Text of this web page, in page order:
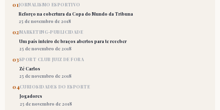
01JORNALISMO ESPORTIVO
Reforço na cobertura da Copa do Mundo da Tribuna
25 de novembro de 2018
02MARKETING-PUBLICIDADE
Um país inteiro de braços abertos para te receber
25 de novembro de 2018
03SPORT CLUB JUIZ DE FORA
Zé Carlos
25 de novembro de 2018
04CURIOSIDADES DO ESPORTE
Jogadores
25 de novembro de 2018